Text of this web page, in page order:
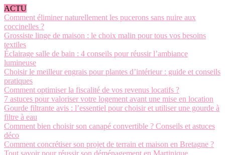
ACTU
Comment éliminer naturellement les pucerons sans nuire aux
coccinelles ?
Grossiste linge de maison : le choix malin pour tous vos besoins
textiles
Éclairage salle de bain : 4 conseils pour réussir l’ambiance
lumineuse
Choisir le meilleur engrais pour plantes d’intérieur : guide et conseils
pratiques
Comment optimiser la fiscalité de vos revenus locatifs ?
7 astuces pour valoriser votre logement avant une mise en location
Gourde filtrante avis : l’essentiel pour choisir et utiliser une gourde à
filtre à eau
Comment bien choisir son canapé convertible ? Conseils et astuces
déco
Comment concrétiser son projet de terrain et maison en Bretagne ?
Tout savoir pour réussir son déménagement en Martinique